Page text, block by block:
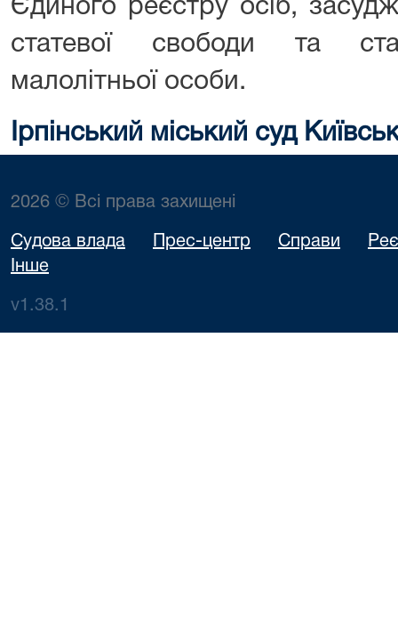
Єдиного реєстру осіб,
статевої свободи та
малолітньої особи.
Ірпінський міський суд
2026 © Всі права захищені
Судова влада Прес-центр Справи
Інше
v1.38.1